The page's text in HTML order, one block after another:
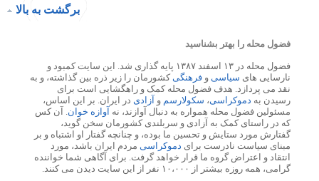
برگشت به بالا
فضول محله را بهتر بشناسید
فضول محله در ۱۳ اسفند ۱۳۸۷ پایه گذاری شد. این سایت کمبود و
نارسایی های سیاسی و فرهنگی کشورمان را زیر ذره بین گذاشته، و به
نقد می پردازد. هدف فضول محله کمک و راهگشایی است برای
رسیدن به دموکراسی، سکولارسم و آزادی در ایران. بر این اساس،
مسئولین فضول محله همواره به دنبال آوازند، نه آوازه خوان . آن کس
که در راستای کمک به آزادی و سربلندی کشورمان سخن گوید،
گفتارش مورد ستایش و تحسین ما بوده، و چنانچه گفتار او اشتباه و بر
مبنای سیاست نادرست برای دموکراسی مردم ایران باشد، مورد
انتقاد و اعتراض گروه ما قرار خواهد گرفت. برای آگاهی شما خواننده
گرامی، همه روزه بیشتر از ۱۰،۰۰۰ نفر از این سایت دیدن می کنند.